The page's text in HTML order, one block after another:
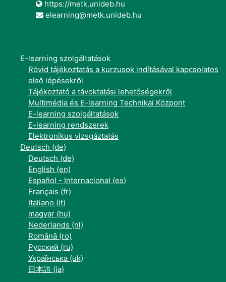
https://metk.unideb.hu
elearning@metk.unideb.hu
E-learning szolgáltatások
Rövid tájékoztatás a kurzusok indításával kapcsolatos
első lépésekről
Tájékoztató a távoktatási lehetőségekről
Multimédia és E-learning Technikai Központ
E-learning szolgáltatások
E-learning rendszerek
Elektronikus vizsgáztatás
Deutsch ‎(de)‎
Deutsch ‎(de)‎
English ‎(en)‎
Español - Internacional ‎(es)‎
Français ‎(fr)‎
Italiano ‎(it)‎
magyar ‎(hu)‎
Nederlands ‎(nl)‎
Română ‎(ro)‎
Русский ‎(ru)‎
Українська ‎(uk)‎
日本語 ‎(ja)‎